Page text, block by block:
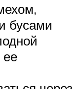
бусами
ее